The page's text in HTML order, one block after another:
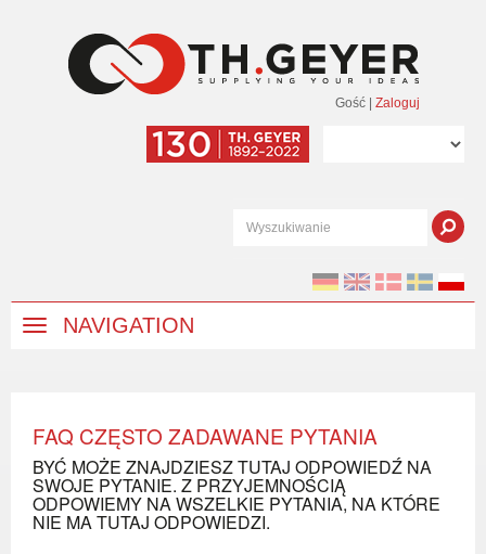
Gość Zaloguj
NAVIGATION
FAQ CZĘSTO ZADAWANE PYTANIA
BYĆ MOŻE ZNAJDZIESZ TUTAJ ODPOWIEDŹ NA
SWOJE PYTANIE. Z PRZYJEMNOŚCIĄ
ODPOWIEMY NA WSZELKIE PYTANIA, NA KTÓRE
NIE MA TUTAJ ODPOWIEDZI.